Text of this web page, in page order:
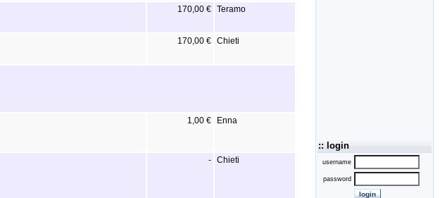
170,00 € Teramo
170,00 € Chieti
1,00 € Enna
- Chieti
:: login
username
password